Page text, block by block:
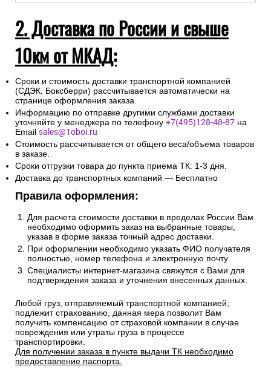
2. Доставка по России и свыше
10км от МКАД:
Сроки и стоимость доставки транспортной компанией
(СДЭК, Боксберри) рассчитывается автоматически на
странице оформления заказа.
Информацию по отправке другими службами доставки
уточняйте у менеджера по телефону +7(495)128-48-87 на
Email sales@1oboi.ru
Стоимость рассчитывается от общего веса/объема товаров
в заказе.
Сроки отгрузки товара до пункта приема ТК: 1-3 дня.
Доставка до транспортных компаний — Бесплатно
Правила оформления:
Для расчета стоимости доставки в пределах России Вам
необходимо оформить заказ на выбранные товары,
указав в форме заказа точный адрес доставки.
При оформлении необходимо указать ФИО получателя
полностью, номер телефона и электронную почту
Специалисты интернет-магазина свяжутся с Вами для
подтверждения заказа и уточнения внесенных данных.
Любой груз, отправляемый транспортной компанией,
подлежит страхованию, данная мера позволит Вам
получить компенсацию от страховой компании в случае
повреждения или утраты груза в процессе
транспортировки.
Для получении заказа в пункте выдачи ТК необходимо
предоставление паспорта.